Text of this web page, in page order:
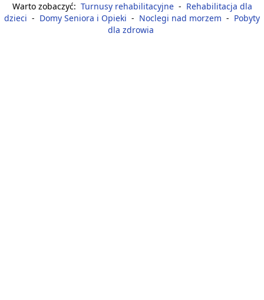
Warto zobaczyć: Turnusy rehabilitacyjne - Rehabilitacja dla
dzieci - Domy Seniora i Opieki - Noclegi nad morzem - Pobyty
dla zdrowia